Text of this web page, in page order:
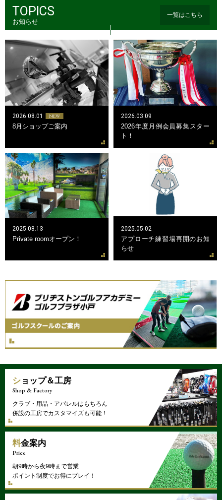
TOPICS
お知らせ
一覧はこちら
2026.08.01 NEW
8月ショップご案内
2026.03.09
2026年度月例会員募集スター
ト！
2025.08.13
Private roomオープン！
2025.05.02
アプローチ練習場再開のお知
らせ
ショップ＆工房
Shop & Factory
クラブ・用品・アパレルはもちろん
併設の工房でカスタマイズも可能！
料金案内
Price
朝9時から夜9時まで営業
ポイント制度でお得にプレイ！